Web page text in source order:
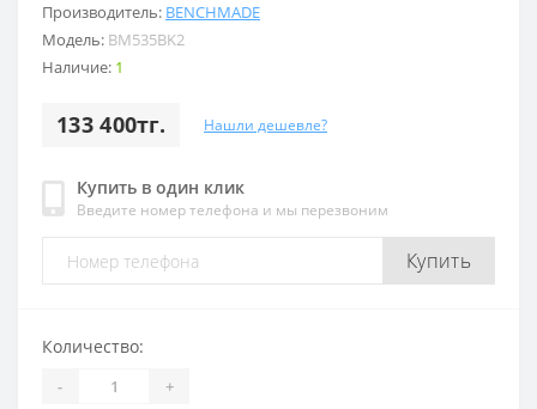
Производитель: BENCHMADE
Модель: BM535BK2
Наличие: 1
133 400тг. Нашли дешевле?
Купить в один клик
Введите номер телефона и мы перезвоним
Купить
Количество:
- +